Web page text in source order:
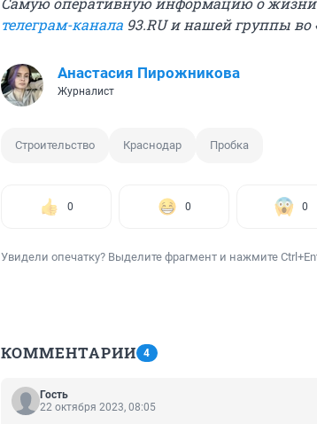
телеграм-канала 93.RU и нашей группы во
Анастасия Пирожникова
Журналист
Строительство Краснодар Пробка
0 0 0
Увидели опечатку? Выделите фрагмент и нажмите
КОММЕНТАРИИ 4
Гость
22 октября 2023, 08:05